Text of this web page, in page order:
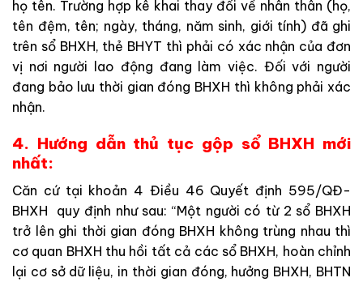
họ tên. Trường hợp kê khai thay đổi về nhân thân (họ,
tên đệm, tên; ngày, tháng, năm sinh, giới tính) đã ghi
trên sổ BHXH, thẻ BHYT thì phải có xác nhận của đơn
vị nơi người lao động đang làm việc. Đối với người
đang bảo lưu thời gian đóng BHXH thì không phải xác
nhận.
4. Hướng dẫn thủ tục gộp sổ BHXH mới
nhất:
Căn cứ tại khoản 4 Điều 46 Quyết định 595/QĐ-
BHXH quy định như sau: “Một người có từ 2 sổ BHXH
trở lên ghi thời gian đóng BHXH không trùng nhau thì
cơ quan BHXH thu hồi tất cả các sổ BHXH, hoàn chỉnh
lại cơ sở dữ liệu, in thời gian đóng, hưởng BHXH, BHTN